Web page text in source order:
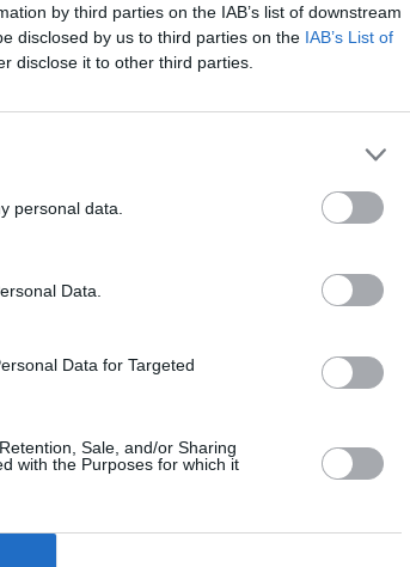
by third parties on the IAB’s list of downstream
disclosed by us to third parties on the IAB’s List of
disclose it to other third parties.
personal data.
Data.
Data for Targeted
Sale, and/or Sharing
with the Purposes for which it
Sarma Novicāne-
močiem un